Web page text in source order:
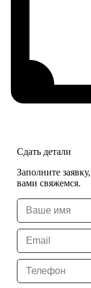
Сдать детали
Заполните
вами свяжемся.